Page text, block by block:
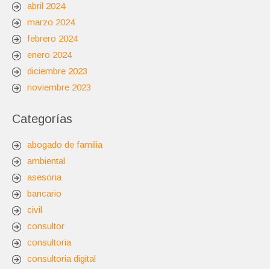
abril 2024
marzo 2024
febrero 2024
enero 2024
diciembre 2023
noviembre 2023
Categorías
abogado de familia
ambiental
asesoria
bancario
civil
consultor
consultoria
consultoria digital